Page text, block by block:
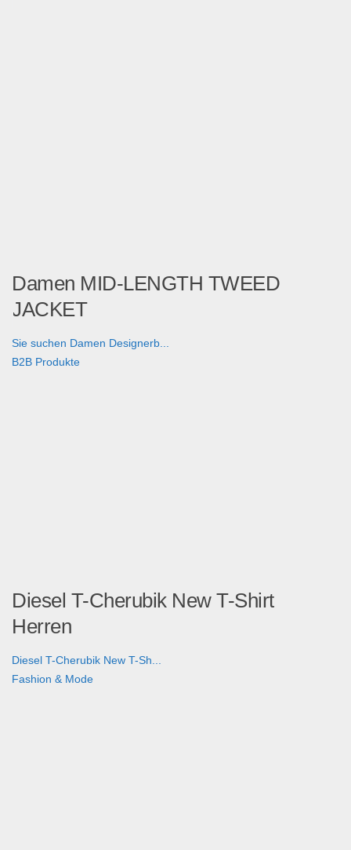
Damen MID-LENGTH TWEED
JACKET
Sie suchen Damen Designerb...
B2B Produkte
Diesel T-Cherubik New T-Shirt
Herren
Diesel T-Cherubik New T-Sh...
Fashion & Mode